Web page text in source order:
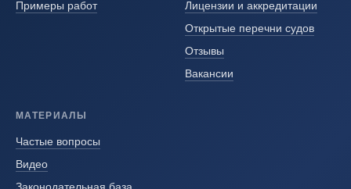
Примеры работ
Лицензии и аккредитации
Открытые перечни судов
Отзывы
Вакансии
МАТЕРИАЛЫ
Частые вопросы
Видео